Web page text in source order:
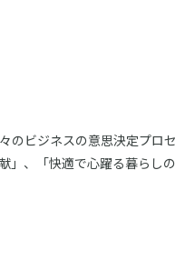
のビジネスの意思決定プロ
、「快適で心躍る暮らし